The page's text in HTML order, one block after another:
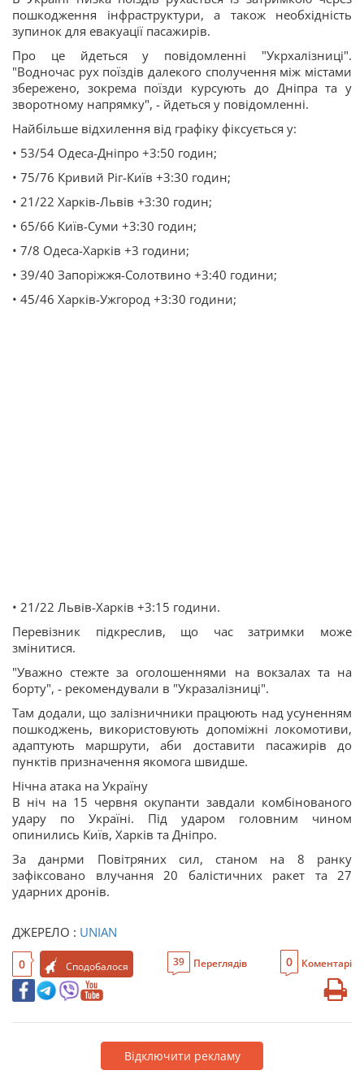
пошкодження інфраструктури, а також необхідність
зупинок для евакуації пасажирів.
Про це йдеться у повідомленні "Укрхалізниці".
"Водночас рух поїздів далекого сполучення між містами
збережено, зокрема поїзди курсують до Дніпра та у
зворотному напрямку", - йдеться у повідомленні.
Найбільше відхилення від графіку фіксується у:
• 53/54 Одеса-Дніпро +3:50 годин;
• 75/76 Кривий Ріг-Київ +3:30 годин;
• 21/22 Харків-Львів +3:30 годин;
• 65/66 Київ-Суми +3:30 годин;
• 7/8 Одеса-Харків +3 години;
• 39/40 Запоріжжя-Солотвино +3:40 години;
• 45/46 Харків-Ужгород +3:30 години;
• 21/22 Львів-Харків +3:15 години.
Перевізник підкреслив, що час затримки може
змінитися.
"Уважно стежте за оголошеннями на вокзалах та на
борту", - рекомендували в "Укразалізниці".
Там додали, що залізничники працюють над усуненням
пошкоджень, використовують допоміжні локомотиви,
адаптують маршрути, аби доставити пасажирів до
пунктів призначення якомога швидше.
Нічна атака на Україну
В ніч на 15 червня окупанти завдали комбінованого
удару по Україні. Під ударом головним чином
опинились Київ, Харків та Дніпро.
За данрми Повітряних сил, станом на 8 ранку
зафіксовано влучання 20 балістичних ракет та 27
ударних дронів.
ДЖЕРЕЛО : UNIAN
0 Сподобалося 39 Переглядів 0 Коментарі
Відключити рекламу